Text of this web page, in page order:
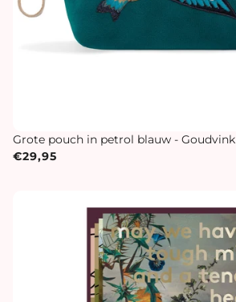
Grote pouch in petrol blauw - Goudvink
€29,95